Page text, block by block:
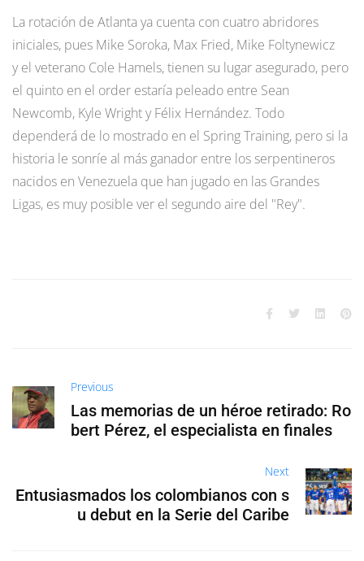
La rotación de Atlanta ya cuenta con cuatro abridores
iniciales, pues Mike Soroka, Max Fried, Mike Foltynewicz
y el veterano Cole Hamels, tienen su lugar asegurado, pero
el quinto en el order estaría peleado entre Sean
Newcomb, Kyle Wright y Félix Hernández. Todo
dependerá de lo mostrado en el Spring Training, pero si la
historia le sonríe al más ganador entre los serpentineros
nacidos en Venezuela que han jugado en las Grandes
Ligas, es muy posible ver el segundo aire del "Rey".
Previous
Las memorias de un héroe retirado: Ro
bert Pérez, el especialista en finales
Next
Entusiasmados los colombianos con s
u debut en la Serie del Caribe